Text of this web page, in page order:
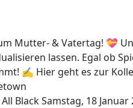
Mutter- & Vatertag! 💝
lassen. Egal ob
✍ Hier geht es zur
BlackSamstag, 18 Januar